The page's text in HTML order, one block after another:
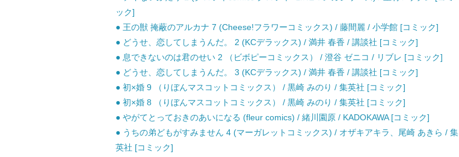
ック]
● 王の獣 掩蔽のアルカナ 7 (Cheese!フラワーコミックス) / 藤間麗 / 小学館 [コミック]
● どうせ、恋してしまうんだ。 2 (KCデラックス) / 満井 春香 / 講談社 [コミック]
● 息できないのは君のせい 2 （ビボピーコミックス） / 澄谷 ゼニコ / リブレ [コミック]
● どうせ、恋してしまうんだ。 3 (KCデラックス) / 満井 春香 / 講談社 [コミック]
● 初×婚 9 （りぼんマスコットコミックス） / 黒崎 みのり / 集英社 [コミック]
● 初×婚 8 （りぼんマスコットコミックス） / 黒崎 みのり / 集英社 [コミック]
● やがてとっておきのあいになる (fleur comics) / 緒川園原 / KADOKAWA [コミック]
● うちの弟どもがすみません 4 (マーガレットコミックス) / オザキアキラ、尾崎 あきら / 集
英社 [コミック]